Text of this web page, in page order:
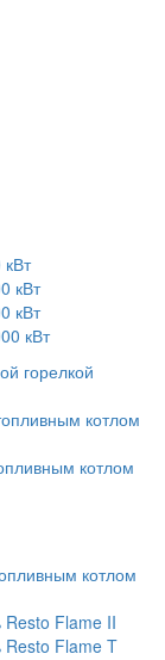
кВт
кВт
кВт
горелкой
котлом
котлом
котлом
Flame II
Resto Flame T